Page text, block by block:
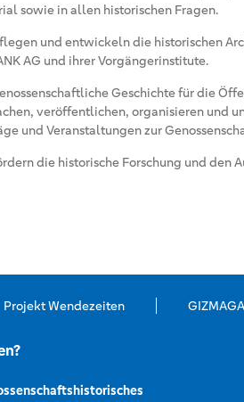
sowie in allen historischen Fragen.
und entwickeln die historischen
AG und ihrer Vorgängerinstitute.
Geschichte für die
veröffentlichen, organisieren und
und Veranstaltungen zur
die historische Forschung und den
Projekt Wendezeiten